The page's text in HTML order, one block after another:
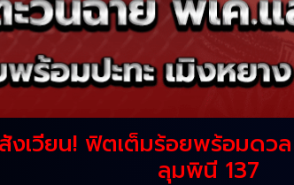
งเวียน! ฟิตเต็มร้อยพร้อมดว
ลุมพินี 137